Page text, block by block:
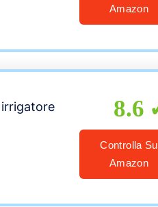
Amazon
8.6
Controlla Su
Amazon